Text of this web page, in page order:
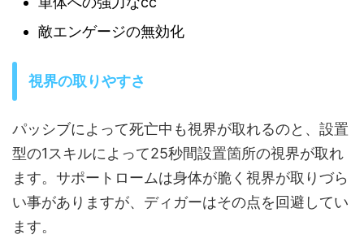
敵エンゲージの無効化
視界の取りやすさ
パッシブによって死亡中も視界が取れるのと、設置
型の1スキルによって25秒間設置箇所の視界が取れ
ます。サポートロームは身体が脆く視界が取りづら
い事がありますが、ディガーはその点を回避してい
ます。